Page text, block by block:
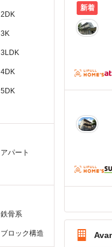
2DK
3K
3LDK
4DK
5DK
アパート
鉄骨系
ブロック構造
新着